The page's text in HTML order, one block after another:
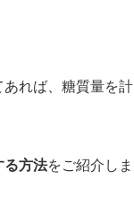
れば、糖質量を計
る方法をご紹介しま